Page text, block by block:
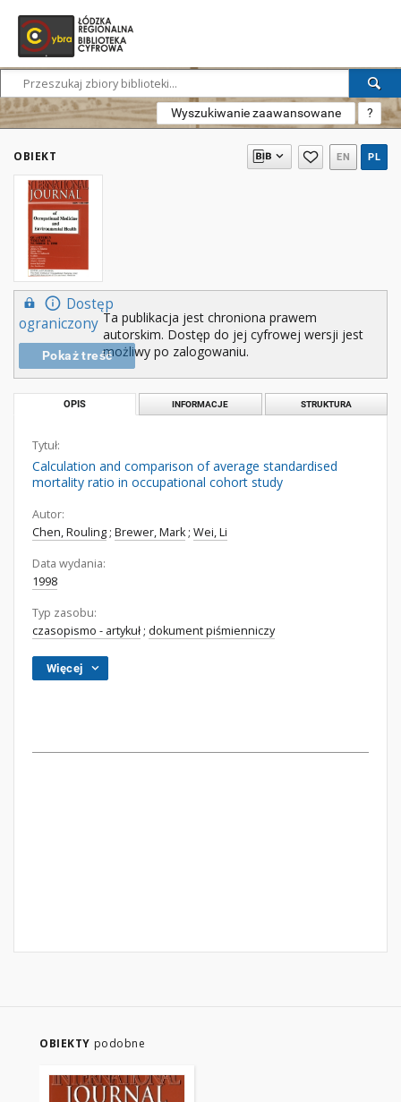
Wyszukiwanie zaawansowane ?
OBIEKT EN PL
Dostęp
ograniczony
Pokaż treść
Ta publikacja jest chroniona prawem
autorskim. Dostęp do jej cyfrowej wersji jest
możliwy po zalogowaniu.
OPIS INFORMACJE STRUKTURA
Tytuł:
Calculation and comparison of average standardised
mortality ratio in occupational cohort study
Autor:
Chen, Rouling ; Brewer, Mark; Wei, Li
Data wydania:
1998
Typ zasobu:
czasopismo - artykuł ; dokument piśmienniczy
Więcej
OBIEKTY podobne